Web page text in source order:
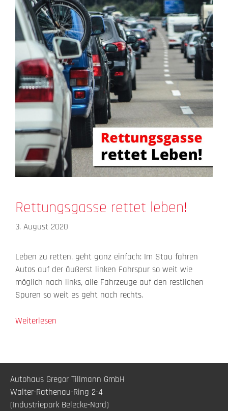
Rettungsgasse rettet leben!
3. August 2020
Leben zu retten, geht ganz einfach: Im Stau fahren
Autos auf der äußerst linken Fahrspur so weit wie
möglich nach links, alle Fahrzeuge auf den restlichen
Spuren so weit es geht nach rechts.
Weiterlesen
Autohaus Gregor Tillmann GmbH
Walter-Rathenau-Ring 2-4
(Industriepark Belecke-Nord)